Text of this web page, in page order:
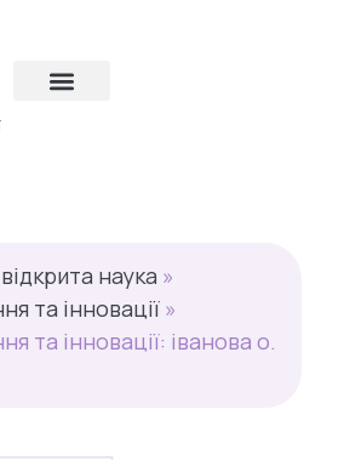
відкрита наука »
та інновації »
та інновації: іванова о.